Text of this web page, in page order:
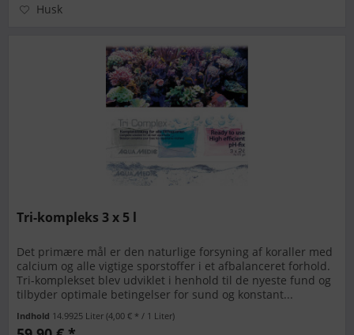
Husk
Tri-kompleks 3 x 5 l
Det primære mål er den naturlige forsyning af koraller med
calcium og alle vigtige sporstoffer i et afbalanceret forhold.
Tri-komplekset blev udviklet i henhold til de nyeste fund og
tilbyder optimale betingelser for sund og konstant...
Indhold 14.9925 Liter(4,00 € * / 1 Liter)